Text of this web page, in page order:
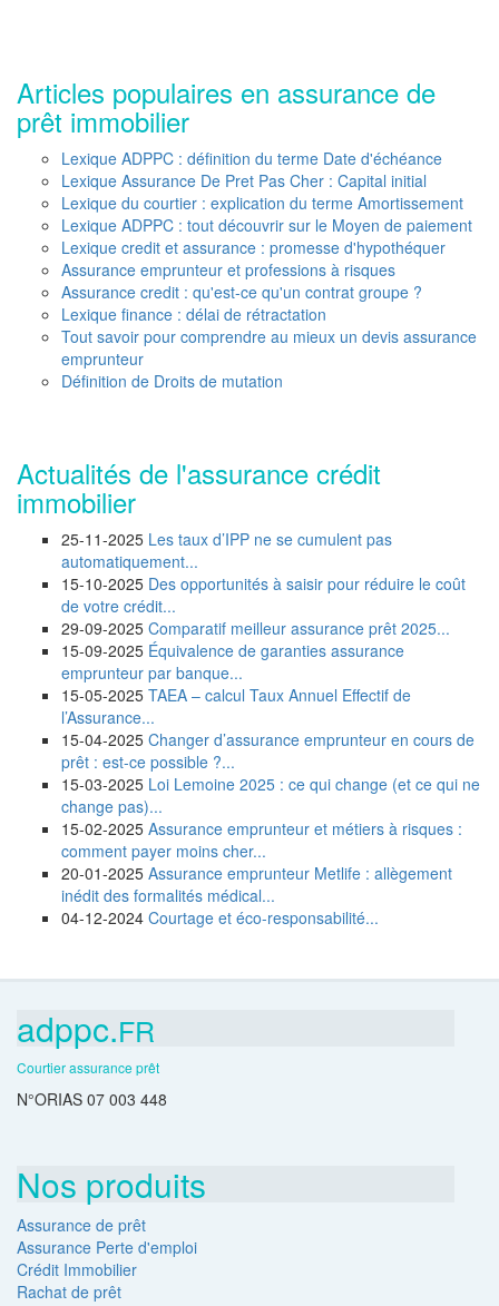
Articles populaires en assurance de
prêt immobilier
Lexique ADPPC : définition du terme Date d'échéance
Lexique Assurance De Pret Pas Cher : Capital initial
Lexique du courtier : explication du terme Amortissement
Lexique ADPPC : tout découvrir sur le Moyen de paiement
Lexique credit et assurance : promesse d'hypothéquer
Assurance emprunteur et professions à risques
Assurance credit : qu'est-ce qu'un contrat groupe ?
Lexique finance : délai de rétractation
Tout savoir pour comprendre au mieux un devis assurance
emprunteur
Définition de Droits de mutation
Actualités de l'assurance crédit
immobilier
25-11-2025 Les taux d’IPP ne se cumulent pas
automatiquement...
15-10-2025 Des opportunités à saisir pour réduire le coût
de votre crédit...
29-09-2025 Comparatif meilleur assurance prêt 2025...
15-09-2025 Équivalence de garanties assurance
emprunteur par banque...
15-05-2025 TAEA – calcul Taux Annuel Effectif de
l’Assurance...
15-04-2025 Changer d’assurance emprunteur en cours de
prêt : est-ce possible ?...
15-03-2025 Loi Lemoine 2025 : ce qui change (et ce qui ne
change pas)...
15-02-2025 Assurance emprunteur et métiers à risques :
comment payer moins cher...
20-01-2025 Assurance emprunteur Metlife : allègement
inédit des formalités médical...
04-12-2024 Courtage et éco-responsabilité...
adppc.FR
Courtier assurance prêt
N°ORIAS 07 003 448
Nos produits
Assurance de prêt
Assurance Perte d'emploi
Crédit Immobilier
Rachat de prêt